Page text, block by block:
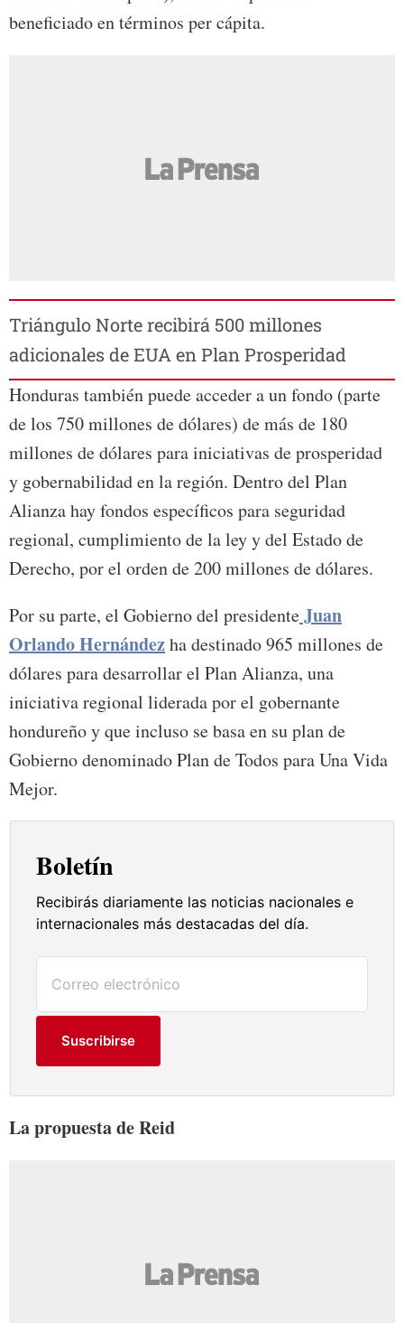
beneficiado en términos per cápita.
Triángulo Norte recibirá 500 millones
adicionales de EUA en Plan Prosperidad
Honduras también puede acceder a un fondo (parte
de los 750 millones de dólares) de más de 180
millones de dólares para iniciativas de prosperidad
y gobernabilidad en la región. Dentro del Plan
Alianza hay fondos específicos para seguridad
regional, cumplimiento de la ley y del Estado de
Derecho, por el orden de 200 millones de dólares.
Por su parte, el Gobierno del presidenteJuan
Orlando Hernándezha destinado 965 millones de
dólares para desarrollar el Plan Alianza, una
iniciativa regional liderada por el gobernante
hondureño y que incluso se basa en su plan de
Gobierno denominado Plan de Todos para Una Vida
Mejor.
Boletín
Recibirás diariamente las noticias nacionales e
internacionales más destacadas del día.
Suscribirse
La propuesta de Reid